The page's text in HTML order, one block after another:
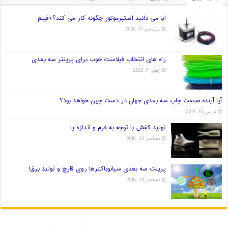
آیا می دانید استپرموتور چگونه کار می کند؟+فیلم
سپتامبر 13, 2020
راه های انتخاب فیلامنت خوب برای پرینتر سه بعدی
ژوئن 7, 2020
آیا آینده صنعت چاپ سه بعدی جهان در دست چین خواهد بود؟
مارس 10, 2019
تولید کفش با توجه به فرم و اندازه پا
دسامبر 23, 2018
پرینت سه بعدی سیانوباکترها روی قارچ و تولید برق!
دسامبر 23, 2018